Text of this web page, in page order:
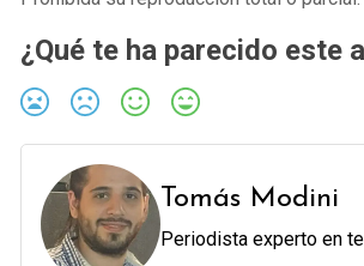
¿Qué te ha parecido este
Tomás Modini
Periodista experto en